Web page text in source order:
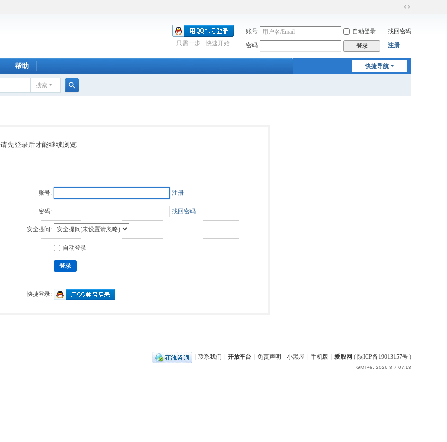
切
到
账号 自动登录 找回密码
密码 登录 注册
只需一步，快速开始
快捷导航
帮助
搜索
请先登录后才能继续浏览
账号: 注册
密码: 找回密码
安全提问:
自动登录
登录
快捷登录:
联系我们 开放平台 免责声明 小黑屋 手机版 爱股网 ( 陕ICP备19013157号 )
GMT+8, 2026-8-7 07:13